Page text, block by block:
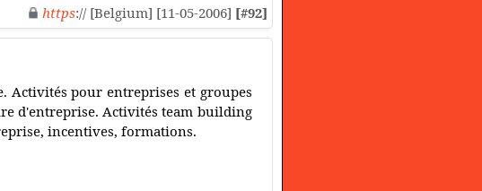
https:// [Belgium] [11-05-2006] [#92]
Activités pour entreprises et groupes
d'entreprise. Activités team building
incentives, formations.